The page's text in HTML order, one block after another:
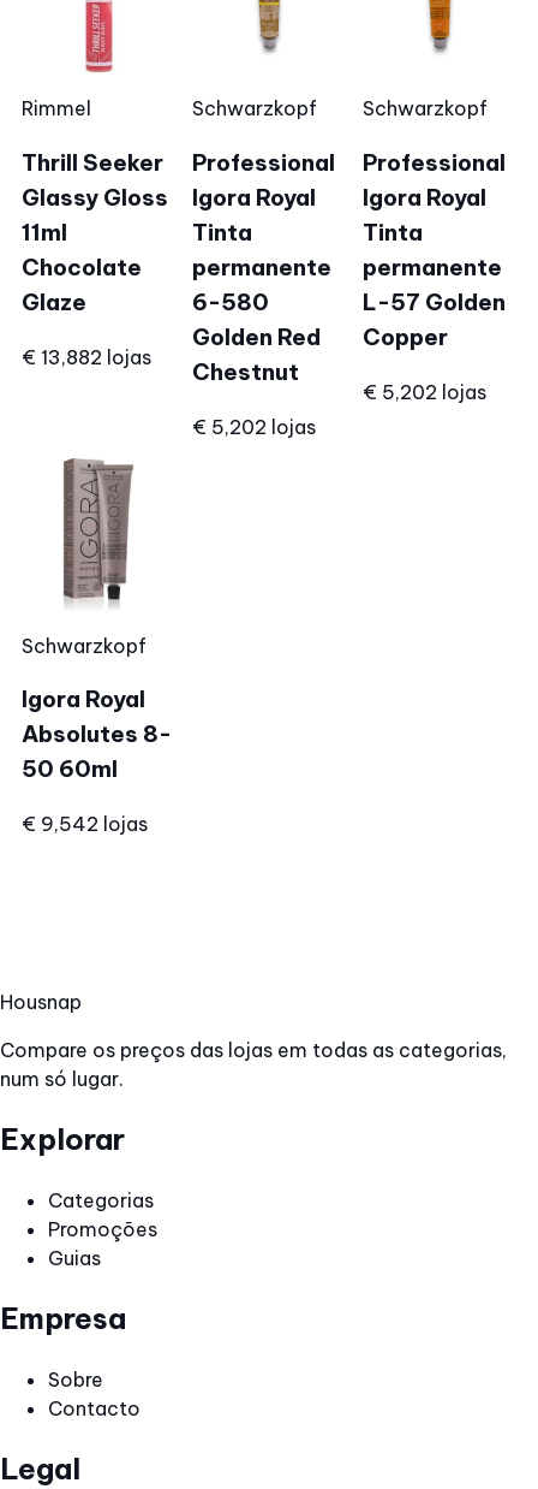
Rimmel
Thrill Seeker
Glassy Gloss
11ml
Chocolate
Glaze
€ 13,882 lojas
Schwarzkopf
Professional
Igora Royal
Tinta
permanente
6-580
Golden Red
Chestnut
€ 5,202 lojas
Schwarzkopf
Professional
Igora Royal
Tinta
permanente
L-57 Golden
Copper
€ 5,202 lojas
Schwarzkopf
Igora Royal
Absolutes 8-
50 60ml
€ 9,542 lojas
Housnap
Compare os preços das lojas em todas as categorias,
num só lugar.
Explorar
Categorias
Promoções
Guias
Empresa
Sobre
Contacto
Legal